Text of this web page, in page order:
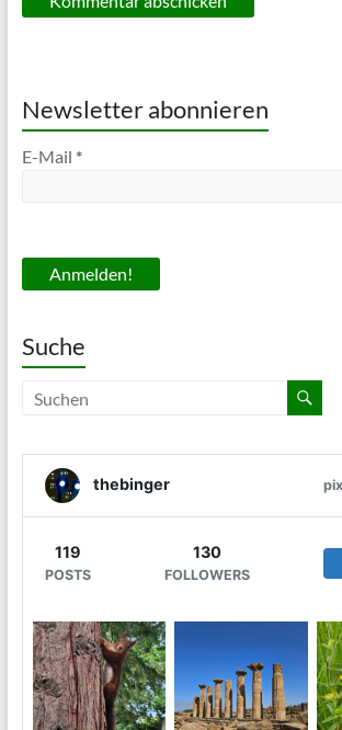
Newsletter abonnieren
E-Mail *
Suche